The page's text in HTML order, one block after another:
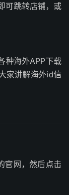
可跳转店铺，或
种海外APP下载
家讲解海外id信
官网，然后点击